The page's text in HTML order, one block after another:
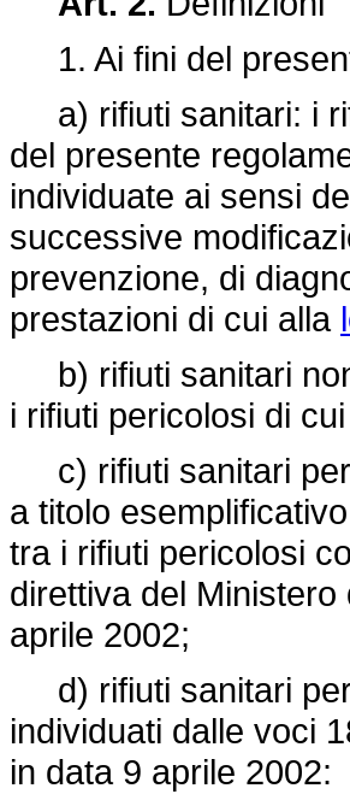
1. Ai fini del
a) rifiuti sanitari: i
del presente
individuate ai sensi
successive
prevenzione, di
prestazioni di cui alla
b) rifiuti sanitari
i rifiuti pericolosi di
c) rifiuti sanitari
a titolo
tra i rifiuti pericolosi
direttiva del
aprile 2002;
d) rifiuti sanitari
individuati dalle voci
in data 9 aprile 2002: